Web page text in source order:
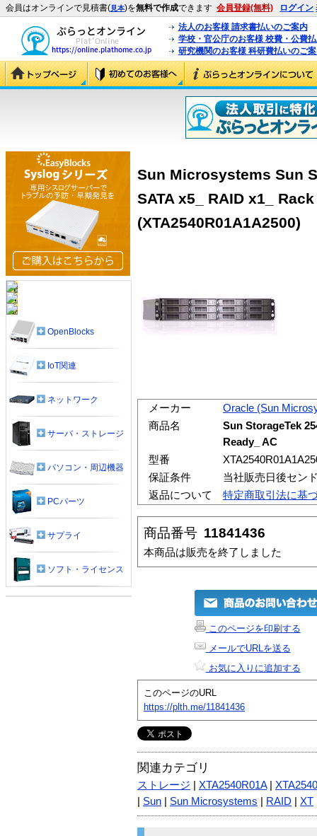
会員はオンラインで見積書(見本)を無料で作成できます 会員登録(無料) ログイン
法人のお客様 請求書払いのご案内
学校・官公庁のお客様 校費・公費
研究機関のお客様 科研費払いのご
Sun Microsystems Sun
SATA x5_ RAID x1_
(XTA2540R01A1A2500)
メーカー
Oracle (Sun
商品名
Sun StorageTek
Ready_ AC
型番
保証条件
当社販売日後セン
返品について
特定商取引法に基
商品番号 11841436
本商品は販売を終了しました
このページを印刷する
メールでURLを送る
お気に入りに追加する
このページのURL
https://plth.me/11841436
関連カテゴリ
ストレージ XTA2540R01A|
Sun Sun Microsystems RAID XT
OpenBlocks
IoT関連
ネットワーク
サーバ・ストレージ
パソコン・周辺機器
PCパーツ
サプライ
ソフト・ライセンス